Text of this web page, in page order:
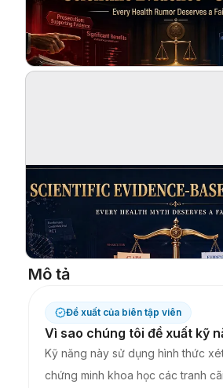
Blog
Mô tả
Đề xuất của biên tập viên
Vì sao chúng tôi đề xuất kỹ
Kỹ năng này sử dụng hình thức
chứng minh khoa học các tranh